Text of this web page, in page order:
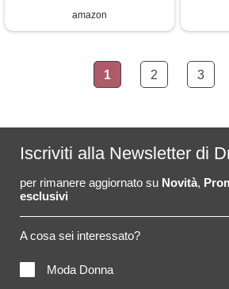
amazon
1 2 3
Iscriviti alla Newsletter di
per rimanere aggiornato su Novità,
esclusivi
A cosa sei interessato?
Moda Donna